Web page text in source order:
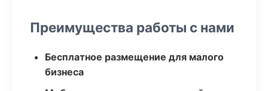
Преимущества работы с нами
Бесплатное размещение для малого
бизнеса